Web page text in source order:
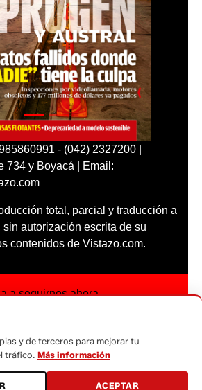
- (042) 2327200 |
734 y Boyacá | Email:
total, parcial y traducción a
autorización escrita de su
contenidos de Vistazo.com.
a seguirnos ahora
a:
y de terceros para mejorar tu
tráfico. Más información
ACEPTAR